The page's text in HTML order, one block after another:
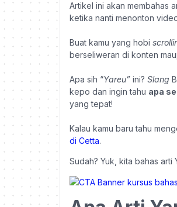
Artikel ini akan membahas
ketika nanti menonton
Buat kamu yang hobi
berseliweran di konten
Apa sih “Yareu” ini? Slang
kepo dan ingin tahu apa
yang tepat!
Kalau kamu baru tahu
di Cetta.
Sudah? Yuk, kita bahas arti